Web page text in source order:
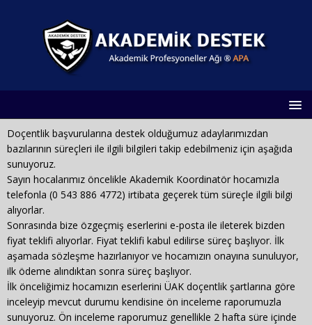
Doçentlik başvurularına destek olduğumuz adaylarımızdan
bazılarının süreçleri ile ilgili bilgileri takip edebilmeniz için aşağıda
sunuyoruz.
Sayın hocalarımız öncelikle Akademik Koordinatör hocamızla
telefonla (0 543 886 4772) irtibata geçerek tüm süreçle ilgili bilgi
alıyorlar.
Sonrasında bize özgeçmiş eserlerini e-posta ile ileterek bizden
fiyat teklifi alıyorlar. Fiyat teklifi kabul edilirse süreç başlıyor. İlk
aşamada sözleşme hazırlanıyor ve hocamızın onayına sunuluyor,
ilk ödeme alındıktan sonra süreç başlıyor.
İlk önceliğimiz hocamızın eserlerini ÜAK doçentlik şartlarına göre
inceleyip mevcut durumu kendisine ön inceleme raporumuzla
sunuyoruz. Ön inceleme raporumuz genellikle 2 hafta süre içinde